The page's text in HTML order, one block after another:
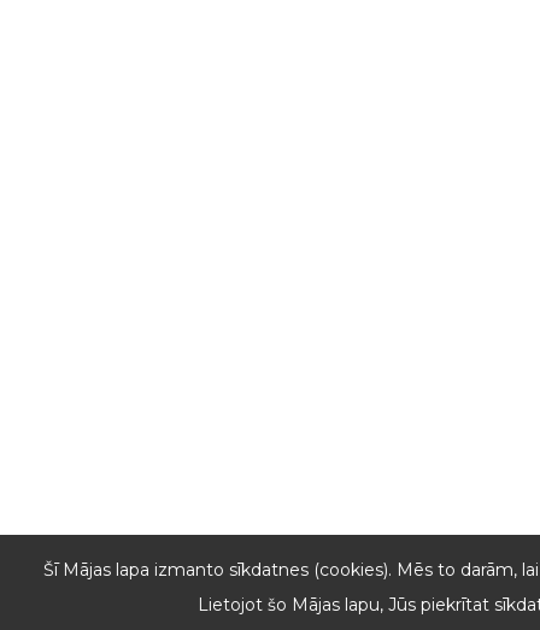
Šī Mājas lapa izmanto sīkdatnes (cookies). Mēs to darām,
Lietojot šo Mājas lapu, Jūs piekrītat